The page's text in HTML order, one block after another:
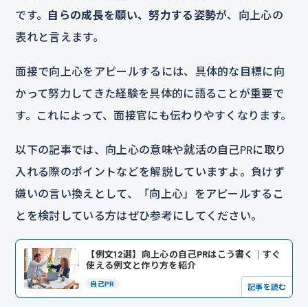
です。 自らの成長を願い、努力する姿勢が、向上心の
表れと言えます。
面接で向上心をアピールするには、具体的な目標に向
かって努力してきた経験を具体的に語ることが重要で
す。これによって、面接官にも伝わりやすくなります。
以下の記事では、向上心の意味や就活の自己PRに取り
入れる際のポイントなどを解説していますよ。負けず
嫌いの言い換えとして、「向上心」をアピールするこ
とを検討している方はぜひ参考にしてください。
【例文12選】向上心の自己PRはこう書く｜すぐ
使える例文と作り方を紹介
自己PR 記事を読む